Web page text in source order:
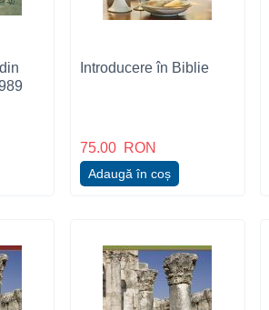
Introducere în Biblie
75.00 RON
Adaugă în coș